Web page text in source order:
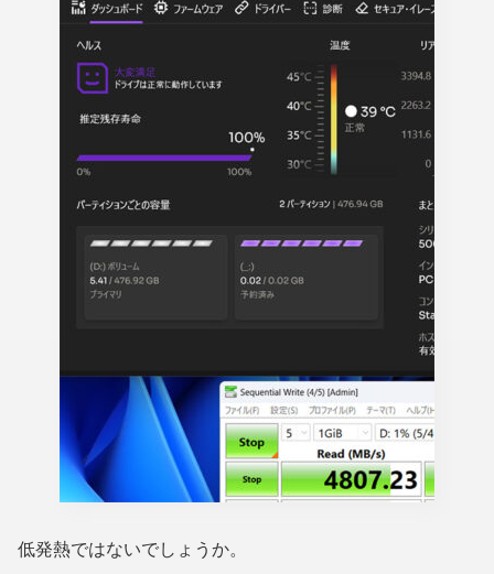
低発熱ではないでしょうか。